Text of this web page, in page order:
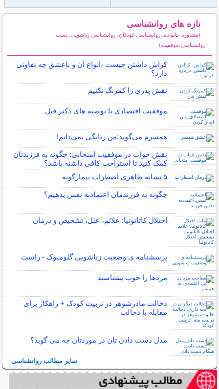
تازه های روانشناسی
(مشاوره خانواده، روانشناسی کودکان، روانشناسی زناشویی، تست
روانشناسی،موفقیت)
کراش داشتن چیست ،انواع آن و باعشق چه تفاوتی
دارد؟
نقش پدری را کمرنگ نکنیم
موفقیت اقتصادی با توصیه های دکتر فیل
همسرم می‌گوید:من زنانگی نمی‌دانم!
نقش خواب در موفقیت امتحانی: چگونه به فرزندتان
کمک کنید تا استراحت کافی داشته باشد؟
۵ نشانه‌ ظاهری اضطراب بیمارگونه
چگونه به فرزندمان اعتمادبه نفس بدهیم؟
اختلال کاتاتونیا: علائم، علل، تشخیص و درمان
پرسشنامه ی وضعیت زناشویی گلومبوک - راست
مردها را خوب بشناسید
دخالت مادرشوهر در تربیت کودک + راهکار برای
مقابله با دخالت
مدل دست دادن تان در موردتان چه می گوید؟
سایر مطالب روانشناسی